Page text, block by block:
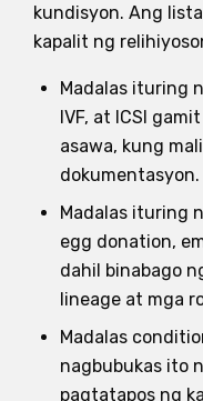
kundisyon. Ang
kapalit ng
Madalas ituring
IVF, at ICSI
asawa, kung
dokumentasyon.
Madalas ituring
egg donation,
dahil binabago
lineage at mga
Madalas
nagbubukas ito
pagtatapos ng